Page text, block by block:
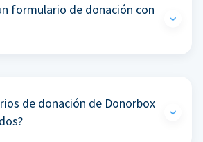
formulario de donación con
de donación de Donorbox